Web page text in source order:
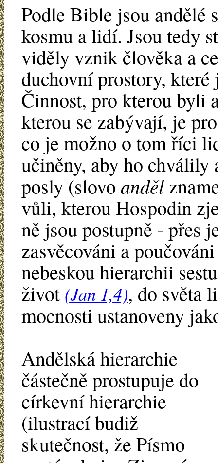
Podle Bible jsou andělé
kosmu a lidí. Jsou tedy
viděly vznik člověka a
duchovní prostory, které
Činnost, pro kterou byli
kterou se zabývají, je
co je možno o tom říci
učiněny, aby ho chválily
posly (slovo anděl
vůli, kterou Hospodin
ně jsou postupně - přes
zasvěcováni a
nebeskou hierarchii
život (Jan 1,4), do světa
mocnosti ustanoveny
Andělská hierarchie
částečně prostupuje do
církevní hierarchie
(ilustrací budiž
skutečnost, že Písmo